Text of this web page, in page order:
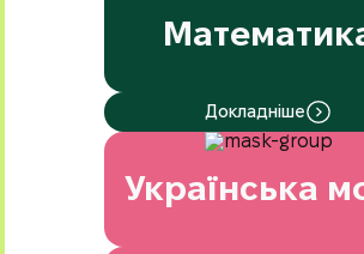
Докладніше
Українська